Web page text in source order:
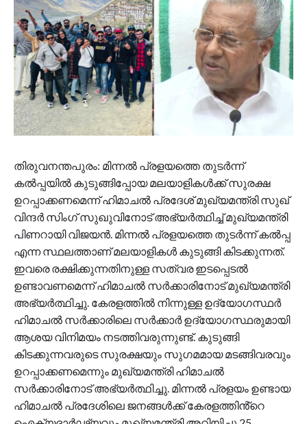
തിരുവനന്തപുരം: മിന്നൽ പ്രളയത്തെ തുടർന്ന്
കൽപ്പയിൽ കുടുങ്ങിപ്പോയ മലയാളികൾക്ക് സുരക്ഷ
ഉറപ്പാക്കണമെന്ന് ഹിമാചൽ പ്രദേശ് മുഖ്യമന്ത്രി സുഖ്
വിന്ദർ സിംഗ് സുഖുവിനോട് അഭ്യർത്ഥിച്ച് മുഖ്യമന്ത്രി
പിണറായി വിജയൻ. മിന്നൽ പ്രളയത്തെ തുടർന്ന് കൽപ്പ
എന്ന സ്ഥലത്താണ് മലയാളികൾ കുടുങ്ങി കിടക്കുന്നത്.
ഇവരെ രക്ഷിക്കുന്നതിനുള്ള സത്വര ഇടപ്പെടൽ
ഉണ്ടാവണമെന്ന് ഹിമാചൽ സർക്കാരിനോട് മുഖ്യമന്ത്രി
അഭ്യർത്ഥിച്ചു. കേരളത്തിൽ നിന്നുള്ള ഉദ്യോഗസ്ഥർ
ഹിമാചൽ സർക്കാരിലെ സർക്കാർ ഉദ്യോഗസ്ഥരുമായി
ആശയ വിനിമയം നടത്തിവരുന്നുണ്ട്. കുടുങ്ങി
കിടക്കുന്നവരുടെ സുരക്ഷയും സുഗമമായ മടങ്ങിവരവും
ഉറപ്പാക്കണമെന്നും മുഖ്യമന്ത്രി ഹിമാചൽ
സർക്കാരിനോട് അഭ്യർത്ഥിച്ചു. മിന്നൽ പ്രളയം ഉണ്ടായ
ഹിമാചൽ പ്രദേശിലെ ജനങ്ങൾക്ക് കേരളത്തിൻ്റെ